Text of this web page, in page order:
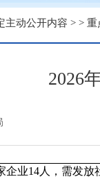
主动公开内容 > > 重
2026
企业14人，需发